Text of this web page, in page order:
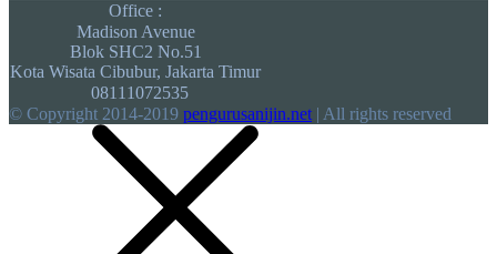
Office :
Madison Avenue
Blok SHC2 No.51
Kota Wisata Cibubur, Jakarta Timur
08111072535
© Copyright 2014-2019 pengurusanijin.net| All rights reserved